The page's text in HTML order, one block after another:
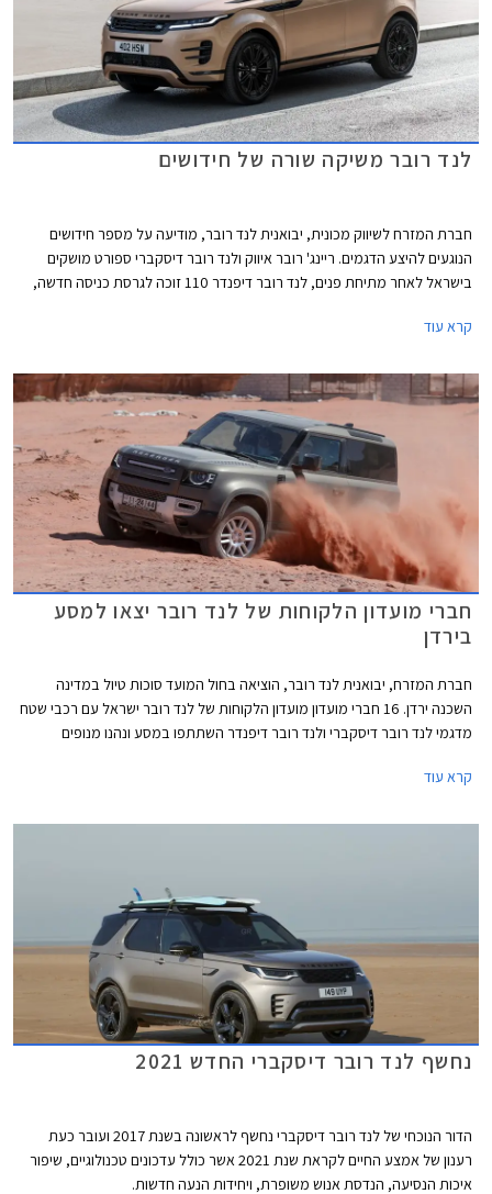
לנד רובר משיקה שורה של חידושים
חברת המזרח לשיווק מכונית, יבואנית לנד רובר, מודיעה על מספר חידושים
הנוגעים להיצע הדגמים. ריינג' רובר איווק ולנד רובר דיסקברי ספורט מושקים
בישראל לאחר מתיחת פנים, לנד רובר דיפנדר 110 זוכה לגרסת כניסה חדשה,
21 ביוני ותציע הנחות ממחיר המחירון לצד הטבות מימון וטרייד-אין.
קרא עוד
חברי מועדון הלקוחות של לנד רובר יצאו למסע
בירדן
חברת המזרח, יבואנית לנד רובר, הוציאה בחול המועד סוכות טיול במדינה
השכנה ירדן. 16 חברי מועדון מועדון הלקוחות של לנד רובר ישראל עם רכבי שטח
מדגמי לנד רובר דיסקברי ולנד רובר דיפנדר השתתפו במסע ונהנו מנופים
קרא עוד
נחשף לנד רובר דיסקברי החדש 2021
הדור הנוכחי של לנד רובר דיסקברי נחשף לראשונה בשנת 2017 ועובר כעת
רענון של אמצע החיים לקראת שנת 2021 אשר כולל עדכונים טכנולוגיים, שיפור
איכות הנסיעה, הנדסת אנוש משופרת, ויחידות הנעה חדשות.